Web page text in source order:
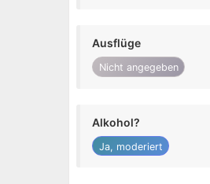
Ausflüge
Nicht angegeben
Alkohol?
Ja, moderiert